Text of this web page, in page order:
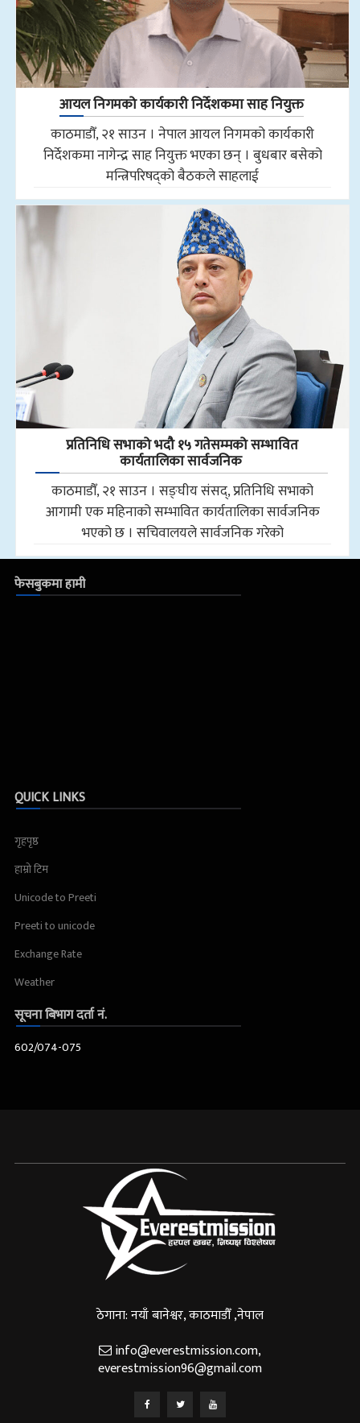
आयल निगमको कार्यकारी निर्देशकमा साह नियुक्त
काठमाडौँ, २१ साउन । नेपाल आयल निगमको कार्यकारी
निर्देशकमा नागेन्द्र साह नियुक्त भएका छन् । बुधबार बसेको
मन्त्रिपरिषद्को बैठकले साहलाई
प्रतिनिधि सभाको भदौ १५ गतेसम्मको सम्भावित
कार्यतालिका सार्वजनिक
काठमाडौँ, २१ साउन । सङ्घीय संसद्, प्रतिनिधि सभाको
आगामी एक महिनाको सम्भावित कार्यतालिका सार्वजनिक
भएको छ । सचिवालयले सार्वजनिक गरेको
फेसबुकमा हामी
QUICK LINKS
गृहपृष्ठ
हाम्रो टिम
Unicode to Preeti
Preeti to unicode
Exchange Rate
Weather
सूचना बिभाग दर्ता नं.
602/074-075
ठेगाना: नयाँ बानेश्वर, काठमाडौँ ,नेपाल
info@everestmission.com,
everestmission96@gmail.com